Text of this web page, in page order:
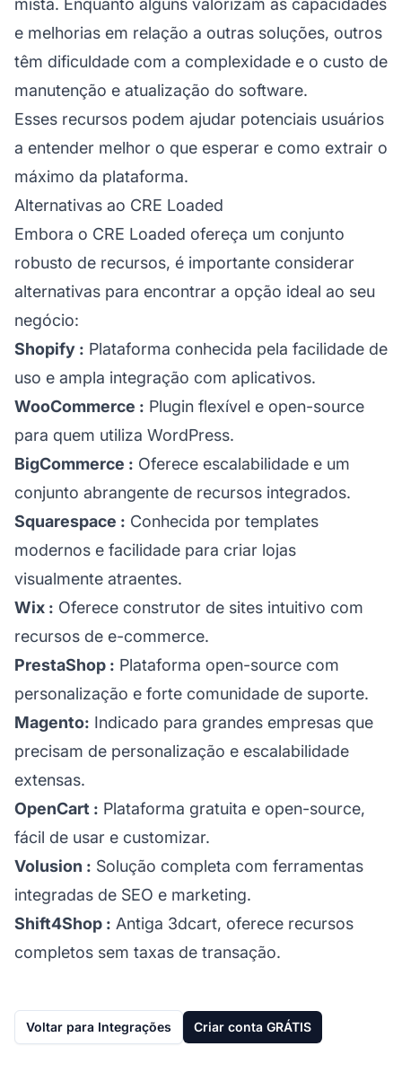
mista. Enquanto alguns valorizam as capacidades
e melhorias em relação a outras soluções, outros
têm dificuldade com a complexidade e o custo de
manutenção e atualização do software.
Esses recursos podem ajudar potenciais usuários
a entender melhor o que esperar e como extrair o
máximo da plataforma.
Alternativas ao CRE Loaded
Embora o CRE Loaded ofereça um conjunto
robusto de recursos, é importante considerar
alternativas para encontrar a opção ideal ao seu
negócio:
Shopify : Plataforma conhecida pela facilidade de
uso e ampla integração com aplicativos.
WooCommerce : Plugin flexível e open-source
para quem utiliza WordPress.
BigCommerce : Oferece escalabilidade e um
conjunto abrangente de recursos integrados.
Squarespace : Conhecida por templates
modernos e facilidade para criar lojas
visualmente atraentes.
Wix : Oferece construtor de sites intuitivo com
recursos de e-commerce.
PrestaShop : Plataforma open-source com
personalização e forte comunidade de suporte.
Magento: Indicado para grandes empresas que
precisam de personalização e escalabilidade
extensas.
OpenCart : Plataforma gratuita e open-source,
fácil de usar e customizar.
Volusion : Solução completa com ferramentas
integradas de SEO e marketing.
Shift4Shop : Antiga 3dcart, oferece recursos
completos sem taxas de transação.
Voltar para Integrações Criar conta GRÁTIS